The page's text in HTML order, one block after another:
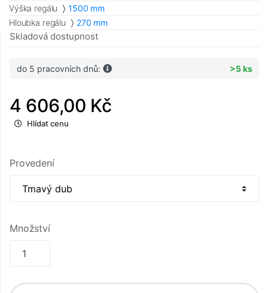
Výška regálu
1500 mm
Hloubka regálu
270 mm
Skladová dostupnost
do 5 pracovních dnů: >5 ks
4 606,00 Kč
Hlídat cenu
Provedení
Množství